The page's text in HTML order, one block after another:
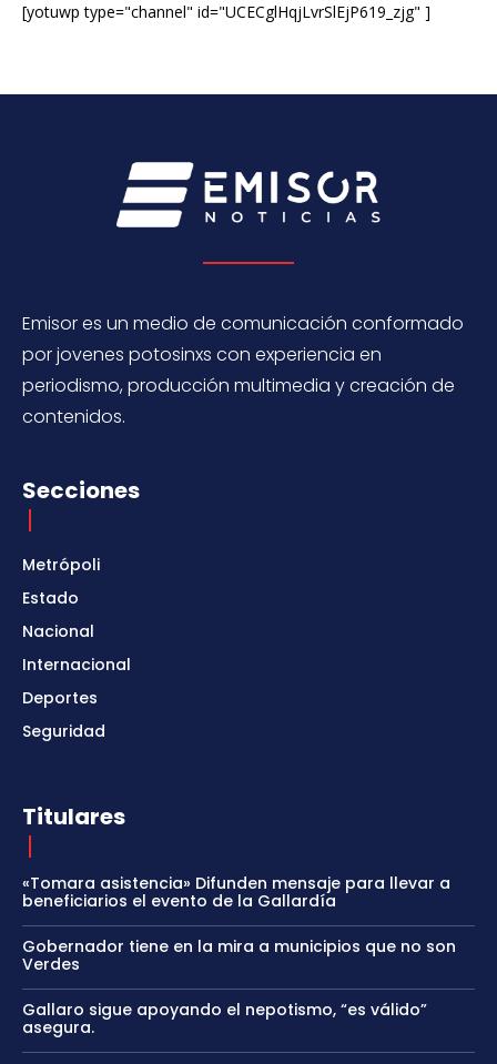
[yotuwp type="channel" id="UCECglHqjLvrSlEjP619_zjg" ]
Emisor es un medio de comunicación conformado
por jovenes potosinxs con experiencia en
periodismo, producción multimedia y creación de
contenidos.
Secciones
Metrópoli
Estado
Nacional
Internacional
Deportes
Seguridad
Titulares
«Tomara asistencia» Difunden mensaje para llevar a
beneficiarios el evento de la Gallardía
Gobernador tiene en la mira a municipios que no son
Verdes
Gallaro sigue apoyando el nepotismo, “es válido”
asegura.